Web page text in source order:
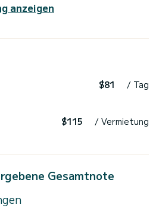
anzeigen
$81 / Tag
$115 / Vermietung
Gesamtnote